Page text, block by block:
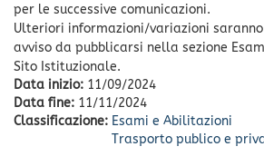
per le successive comunicazioni.
Ulteriori informazioni/variazioni
avviso da pubblicarsi nella sezione
Sito Istituzionale.
Data inizio: 11/09/2024
Data fine: 11/11/2024
Classificazione: Esami e Abilitazioni
Trasporto publico e